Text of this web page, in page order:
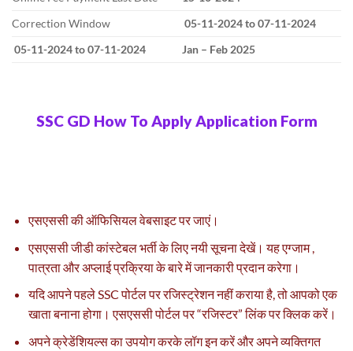
Correction Window
05-11-2024 to 07-11-2024
05-11-2024 to 07-11-2024
Jan – Feb 2025
SSC GD How To Apply Application Form
एसएससी की ऑफिसियल वेबसाइट पर जाएं।
एसएससी जीडी कांस्टेबल भर्ती के लिए नयी सूचना देखें। यह एग्जाम ,
पात्रता और अप्लाई प्रक्रिया के बारे में जानकारी प्रदान करेगा।
यदि आपने पहले SSC पोर्टल पर रजिस्ट्रेशन नहीं कराया है, तो आपको एक
खाता बनाना होगा। एसएससी पोर्टल पर “रजिस्टर” लिंक पर क्लिक करें।
अपने क्रेडेंशियल्स का उपयोग करके लॉग इन करें और अपने व्यक्तिगत